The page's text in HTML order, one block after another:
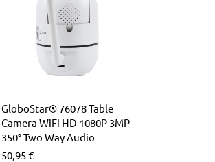
GloboStar® 76078 Table
Camera WiFi HD 1080P 3MP
350° Two Way Audio
50,95€